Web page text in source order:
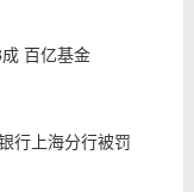
百亿基金
行上海分行被罚